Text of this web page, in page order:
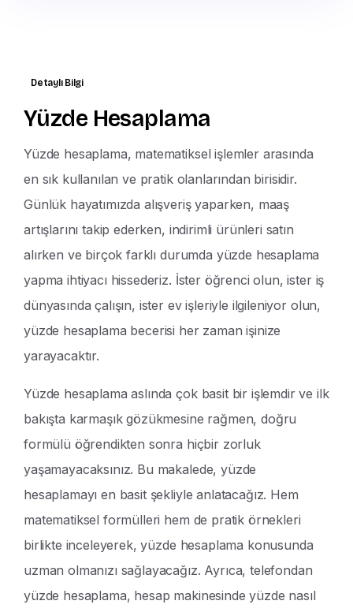
Detaylı Bilgi
Yüzde Hesaplama
Yüzde hesaplama, matematiksel işlemler arasında
en sık kullanılan ve pratik olanlarından birisidir.
Günlük hayatımızda alışveriş yaparken, maaş
artışlarını takip ederken, indirimli ürünleri satın
alırken ve birçok farklı durumda yüzde hesaplama
yapma ihtiyacı hissederiz. İster öğrenci olun, ister iş
dünyasında çalışın, ister ev işleriyle ilgileniyor olun,
yüzde hesaplama becerisi her zaman işinize
yarayacaktır.
Yüzde hesaplama aslında çok basit bir işlemdir ve ilk
bakışta karmaşık gözükmesine rağmen, doğru
formülü öğrendikten sonra hiçbir zorluk
yaşamayacaksınız. Bu makalede, yüzde
hesaplamayı en basit şekliyle anlatacağız. Hem
matematiksel formülleri hem de pratik örnekleri
birlikte inceleyerek, yüzde hesaplama konusunda
uzman olmanızı sağlayacağız. Ayrıca, telefondan
yüzde hesaplama, hesap makinesinde yüzde nasıl